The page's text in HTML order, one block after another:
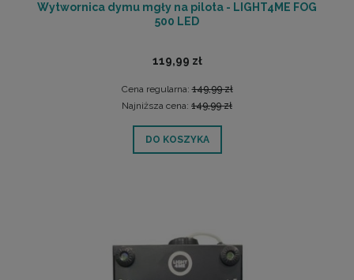
Wytwornica dymu mgły na pilota - LIGHT4ME FOG
500 LED
119,99 zł
Cena regularna:149,99 zł
Najniższa cena: 149,99 zł
DO KOSZYKA